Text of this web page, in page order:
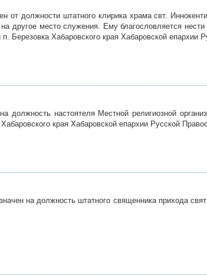
от должности штатного клирика храма свт.
другое место служения. Ему благословляется
Березовка Хабаровского края Хабаровской епархии
на должность настоятеля Местной религиозной
края Хабаровской епархии Русской
на должность штатного священника прихода